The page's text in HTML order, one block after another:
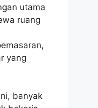
utama
ruang
yang
banyak